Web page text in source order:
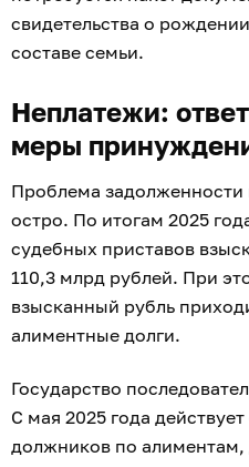
свидетельства о
составе семьи.
Неплатежи:
меры
Проблема задолженности
остро. По итогам 2025
судебных приставов
110,3 млрд рублей. При
взысканный рубль
алиментные долги.
Государство
С мая 2025 года
должников по алиментам,